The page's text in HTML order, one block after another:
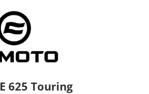
625 Touring